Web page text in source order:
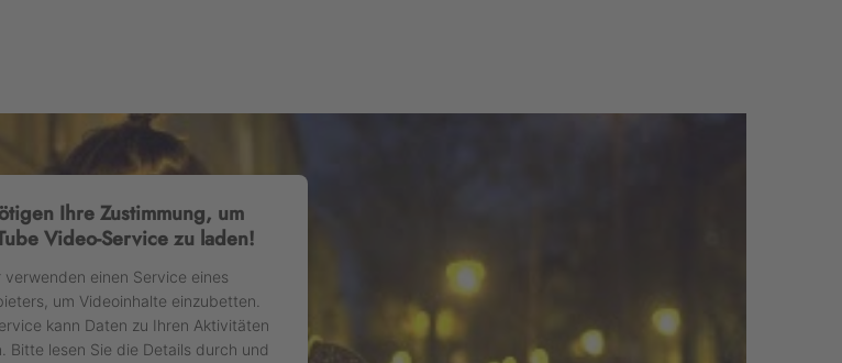
Ihre Zustimmung, um
Video-Service zu laden!
verwenden einen Service eines
um Videoinhalte einzubetten.
kann Daten zu Ihren Aktivitäten
Bitte lesen Sie die Details durch und